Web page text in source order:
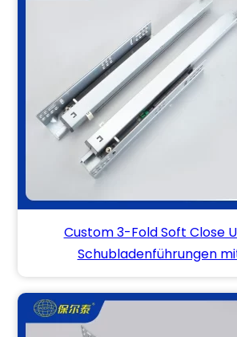
Custom 3-Fold Soft Close
Schubladenführungen